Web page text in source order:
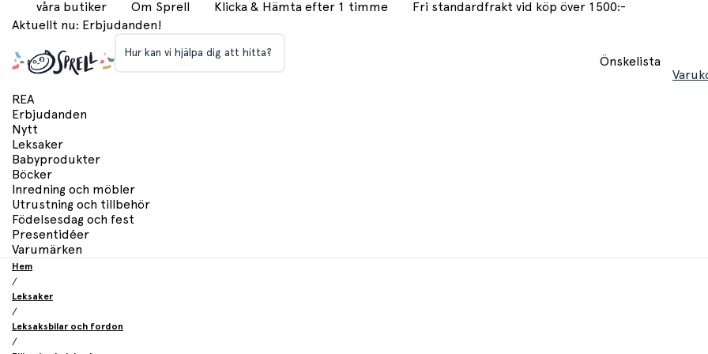
våra butiker Om Sprell Klicka & Hämta efter 1 timme
Fri standardfrakt vid köp över 1500:-
Aktuellt nu: Erbjudanden!
Hur kan vi hjälpa dig att hitta?
Önskelista
REA
Erbjudanden
Nytt
Leksaker
Babyprodukter
Böcker
Inredning och möbler
Utrustning och tillbehör
Födelsesdag och fest
Presentidéer
Varumärken
Hem
/
Leksaker
/
Leksaksbilar och fordon
/